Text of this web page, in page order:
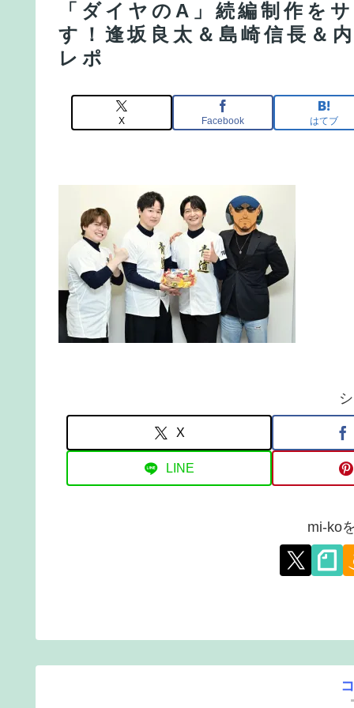
「ダイヤのA」続編制作を
す！逢坂良太＆島崎信長＆
レポ
X Facebook はてブ
X
LINE
mi-ko